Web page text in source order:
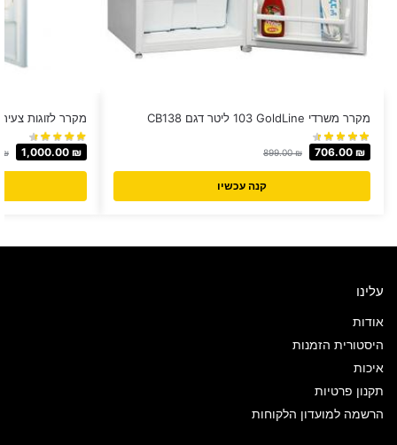
מקרר משרדי GoldLine ‏103 ‏ליטר דגם CB138
899.00₪ 706.00 ₪
קנה עכשיו
מקרר לזוגות צעירים ‏260 ‏ליטר
₪ 1,000.00 ₪
עלינו
אודות
היסטורית הזמנות
איכות
תקנון פרטיות
הרשמה למועדון הלקוחות